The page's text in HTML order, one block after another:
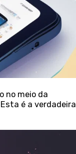
no meio da
é a verdadeira